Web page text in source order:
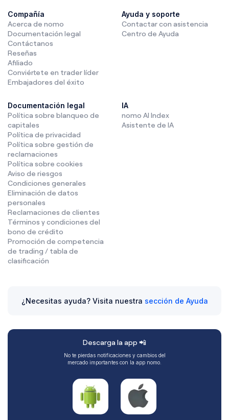
Compañía
Acerca de nomo
Documentación legal
Contáctanos
Reseñas
Afiliado
Conviértete en trader líder
Embajadores del éxito
Ayuda y soporte
Contactar con asistencia
Centro de Ayuda
Documentación legal
Política sobre blanqueo de
capitales
Política de privacidad
Política sobre gestión de
reclamaciones
Política sobre cookies
Aviso de riesgos
Condiciones generales
Eliminación de datos
personales
Reclamaciones de clientes
Términos y condiciones del
bono de crédito
Promoción de competencia
de trading / tabla de
clasificación
IA
nomo AI Index
Asistente de IA
¿Necesitas ayuda? Visita nuestra sección de Ayuda
Descarga la app 📲
No te pierdas notificaciones y cambios del
mercado importantes con la app nomo.